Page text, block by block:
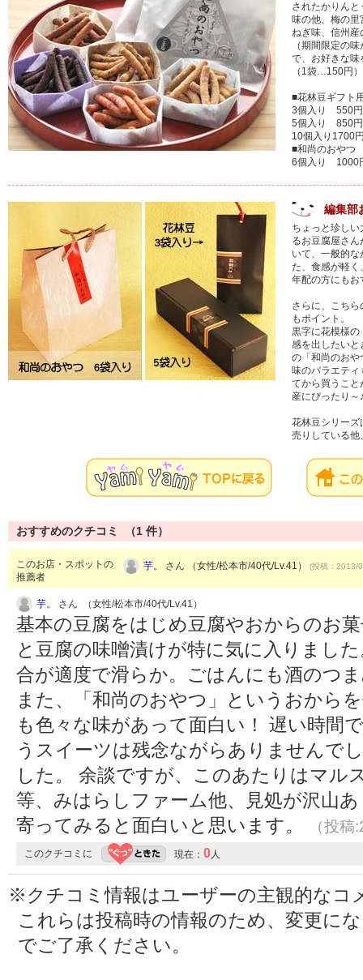
されたかりん
味の他、梅の里
ねぎ味、信州産
（期間限定の
で、お好きな味
（1袋…150円）
■花林豆ギフト
3個入り 550円
5個入り 850円
10個入り1700
■和尚のおやつ
6個入り 1000
編集部
ちょっと珍し
るお豆腐屋さ
いて、一般的
た、食感が軽く
年配の方にもお
さらに、こち
もポイント。
黒字に花模様の
感を出したいと
の「和尚のおや
味のバラエティ
てから買うこと
産にぴったり～
花林豆シリーズ
売りしている他
おすすめのクチコミ （1 件）
このお店・スポットの
推薦者
芋。 さん （女性/松本市/40代/Lv.41） (投稿：2013/
芋。 さん （女性/松本市/40代/Lv.41）
基本の豆腐をはじめ豆腐やおからのお
と豆腐の味噌漬けが特に気に入りまし
合が適度で滑らか。ごはんにも酒のつ
また、「和尚のおやつ」というおから
も色々な味があって面白い！ 遅い時間
うスイーツは残念ながらありませんで
した。 余談ですが、このあたりはマル
等、みはらしファーム他、見処が沢山
寄ってみると面白いと思います。
（投
このクチコミに 現在： 0人
※クチコミ情報はユーザーの主観的なコ
これらは投稿時の情報のため、変更に
でご了承ください。